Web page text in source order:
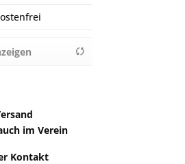
im Verein
Kontakt